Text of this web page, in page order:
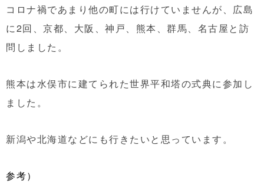
コロナ禍であまり他の町には行けていませんが、広島
に2回、京都、大阪、神戸、熊本、群馬、名古屋と訪
問しました。
熊本は水俣市に建てられた世界平和塔の式典に参加し
ました。
新潟や北海道などにも行きたいと思っています。
参考）